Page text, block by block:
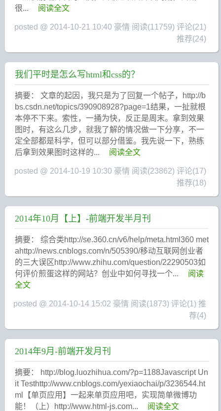
很...
阅读全文
posted @ 2014-10-21 10:40 豪情 阅读(11759) 评论(21)
推荐(24)
我们平时是怎么写html和css的？
摘要： 文章的起因，我只是为了回复一个帖子，http://b
bs.csdn.net/topics/390908928?page=1结果，一扯就根
本停不下来。索性，一捅为快，反正是周末。拿到效果
图时，有这么几步，就我了解的情况做一下分享，不一
定全部都是科学，但可以部分借鉴。我先说一下，熟练
后拿到效果图时这样的...
阅读全文
posted @ 2014-10-19 10:30 豪情 阅读(23862) 评论(17)
推荐(18)
2014年10月【上】-前端开发半月刊
摘要： 综合类http://se.360.cn/v6/help/meta.html360 met
ahttp://news.cnblogs.com/n/505390/移动互联网创业者
的三大误区http://www.zhihu.com/question/22290503如
何评价煎蛋这样的网站？创业中如何寻找一个...
阅读
全文
posted @ 2014-10-14 15:02 豪情 阅读(1873) 评论(1) 推
荐(4)
2014年9月-前端开发月刊
摘要： http://blog.luozhihua.com/?p=1188Javascript Un
it Testhttp://www.cnblogs.com/yexiaochai/p/3236544.ht
ml【单页应用】一起来单页应用吧，实现简单微博功
能！（上）http://www.html-js.com...
阅读全文